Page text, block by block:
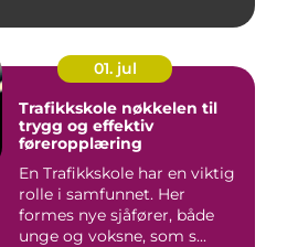
01. jul
Trafikkskole nøkkelen til
trygg og effektiv
føreropplæring
En Trafikkskole har en viktig
rolle i samfunnet. Her
formes nye sjåfører, både
unge og voksne, som s...